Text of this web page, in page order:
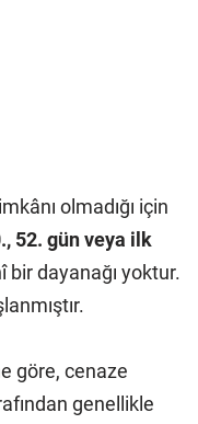
olmadığı için
52. gün veya ilk
bir dayanağı yoktur.
göre, cenaze
genellikle